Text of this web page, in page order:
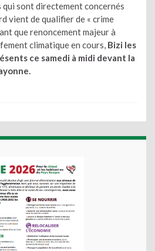
sont directement concernés
vient de qualifier de « crime
que renoncement majeur à
climatique en cours, Bizi les
ce samedi à midi devant la